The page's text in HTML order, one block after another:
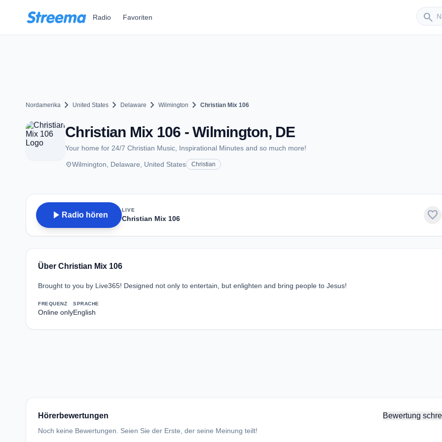
Radio Favoriten search
Nordamerika chevron_right United States chevron_right Delaware chevron_right Wilmington chevron_right Christian Mix 106
Christian Mix 106 - Wilmington, DE
Your home for 24/7 Christian Music, Inspirational Minutes and so much more!
placeWilmington, Delaware, United States Christian
play_arrow Radio hören
LIVE
Christian Mix 106 favorite
Über Christian Mix 106
Brought to you by Live365! Designed not only to entertain, but enlighten and bring people to Jesus!
FREQUENZ
Online only
SPRACHE
English
Hörerbewertungen Bewertung
Noch keine Bewertungen. Seien Sie der Erste, der seine Meinung teilt!